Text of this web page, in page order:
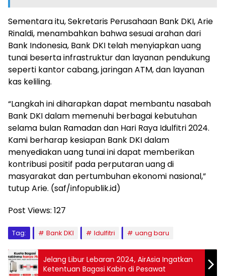
Sementara itu, Sekretaris Perusahaan Bank DKI, Arie
Rinaldi, menambahkan bahwa sesuai arahan dari
Bank Indonesia, Bank DKI telah menyiapkan uang
tunai beserta infrastruktur dan layanan pendukung
seperti kantor cabang, jaringan ATM, dan layanan
kas keliling.
“Langkah ini diharapkan dapat membantu nasabah
Bank DKI dalam memenuhi berbagai kebutuhan
selama bulan Ramadan dan Hari Raya Idulfitri 2024.
Kami berharap kesiapan Bank DKI dalam
menyediakan uang tunai ini dapat memberikan
kontribusi positif pada perputaran uang di
masyarakat dan pertumbuhan ekonomi nasional,”
tutup Arie. (saf/infopublik.id)
Post Views: 127
Tag: Bank DKI Idulfitri uang baru
Jelang Libur Lebaran 2024, AirAsia Ingatkan
Ketentuan Bagasi Kabin di Pesawat